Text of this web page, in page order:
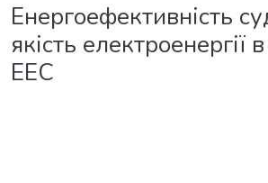
Енергоефективність
якість електроенергії
ЕЕС